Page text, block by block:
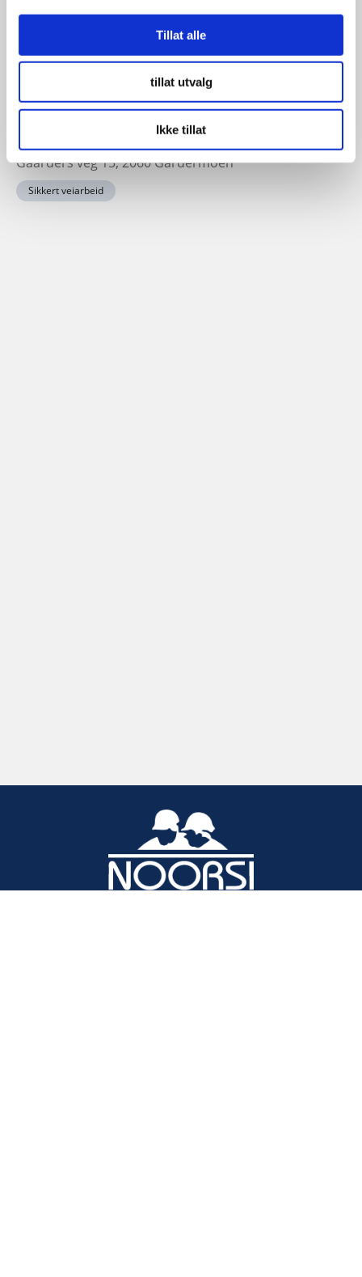
Tillat alle
tillat utvalg
Ikke tillat
23-24
November
11:30 - 17:00
Sikkert veiarbeid konferansen 2026
Sted: Clarion Hotel & Congress Oslo Airport, Hans
Gaarders veg 15, 2060 Gardermoen
Sikkert veiarbeid